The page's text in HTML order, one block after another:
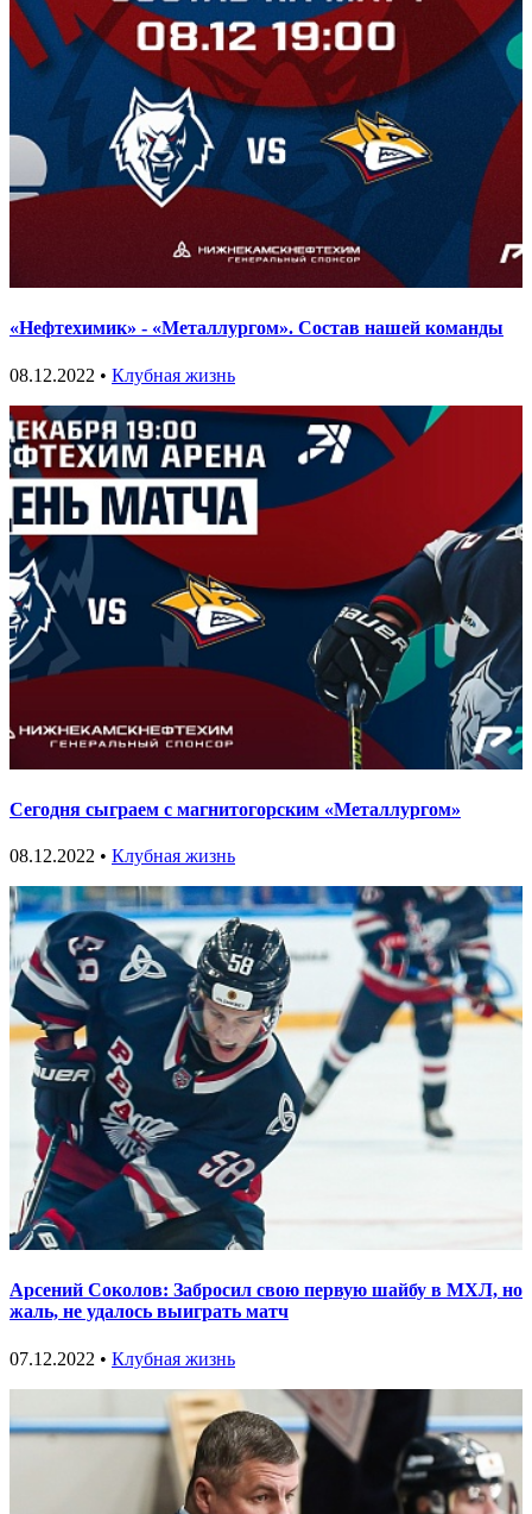
«Нефтехимик» - «Металлургом». Состав нашей команды
08.12.2022 • Клубная жизнь
Сегодня сыграем с магнитогорским «Металлургом»
08.12.2022 • Клубная жизнь
Арсений Соколов: Забросил свою первую шайбу в МХЛ, но
жаль, не удалось выиграть матч
07.12.2022 • Клубная жизнь